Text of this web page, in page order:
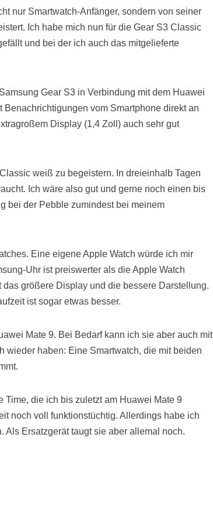
nur Smartwatch-Anfänger, sondern von seiner
Ich habe mich nun für die Gear S3 Classic
und bei der ich auch das mitgelieferte
Gear S3 in Verbindung mit dem Huawei
vom Smartphone direkt an
Display (1,4 Zoll) auch sehr gut
weiß zu begeistern. In dreieinhalb Tagen
Ich wäre also gut und gerne noch einen bis
bei der Pebble zumindest bei meinem
Eine eigene Apple Watch würde ich mir
Uhr ist preiswerter als die Apple Watch
größere Display und die bessere Darstellung.
ist sogar etwas besser.
Mate 9. Bei Bedarf kann ich sie aber auch mit
wieder haben: Eine Smartwatch, die mit beiden
die ich bis zuletzt am Huawei Mate 9
noch voll funktionstüchtig. Allerdings habe ich
Als Ersatzgerät taugt sie aber allemal noch.